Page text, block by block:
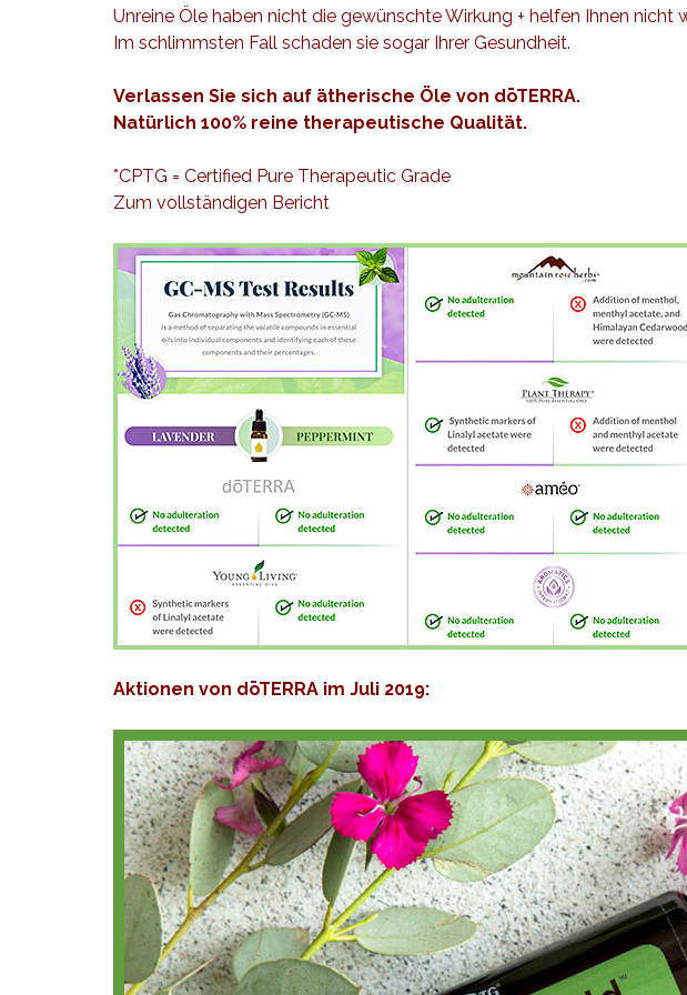
Unreine Öle haben nicht die gewünschte Wirkung + helfen Ihnen nicht
Im schlimmsten Fall schaden sie sogar Ihrer Gesundheit.
Verlassen Sie sich auf ätherische Öle von dōTERRA.
Natürlich 100% reine therapeutische Qualität.
*CPTG = Certified Pure Therapeutic Grade
Zum vollständigen Bericht
Aktionen von dōTERRA im Juli 2019: